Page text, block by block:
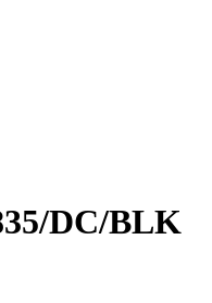
DC/BLK